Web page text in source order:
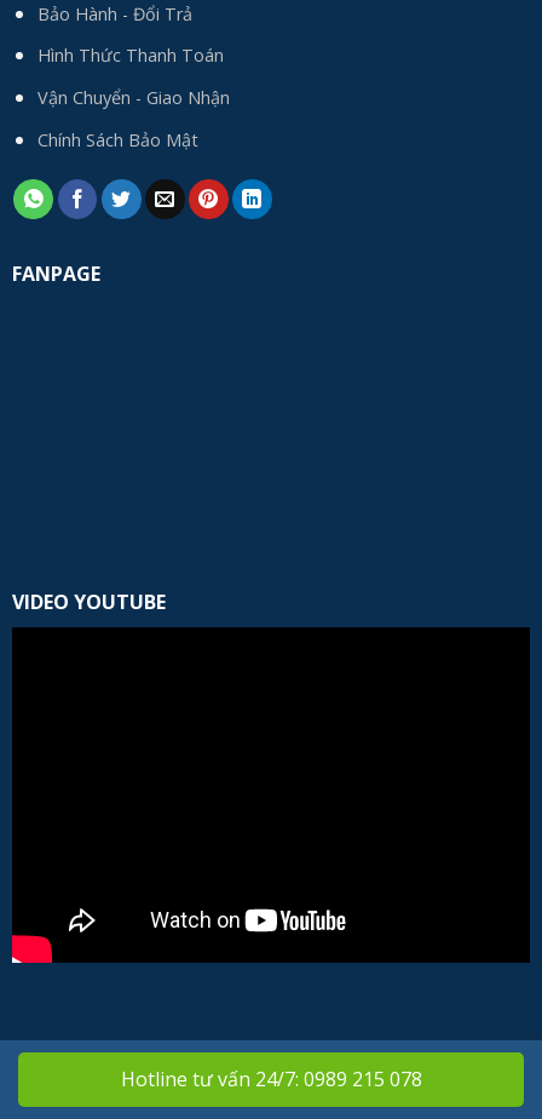
Bảo Hành - Đổi Trả
Hình Thức Thanh Toán
Vận Chuyển - Giao Nhận
Chính Sách Bảo Mật
FANPAGE
VIDEO YOUTUBE
Hotline tư vấn 24/7: 0989 215 078